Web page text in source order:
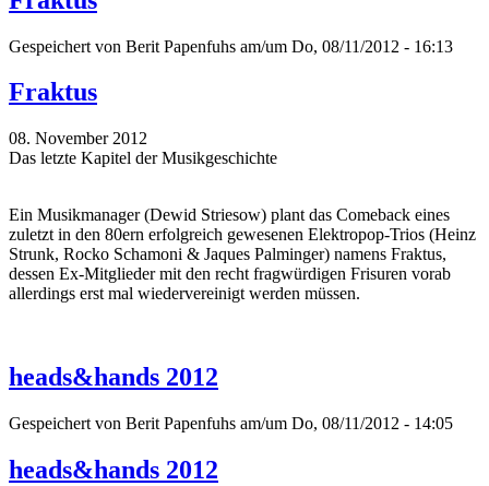
Gespeichert von Berit Papenfuhs am/um Do, 08/11/2012 - 16:13
Fraktus
08. November 2012
Das letzte Kapitel der Musikgeschichte
Ein Musikmanager (Dewid Striesow) plant das Comeback eines
zuletzt in den 80ern erfolgreich gewesenen Elektropop-Trios (Heinz
Strunk, Rocko Schamoni & Jaques Palminger) namens Fraktus,
dessen Ex-Mitglieder mit den recht fragwürdigen Frisuren vorab
allerdings erst mal wiedervereinigt werden müssen.
heads&hands 2012
Gespeichert von Berit Papenfuhs am/um Do, 08/11/2012 - 14:05
heads&hands 2012